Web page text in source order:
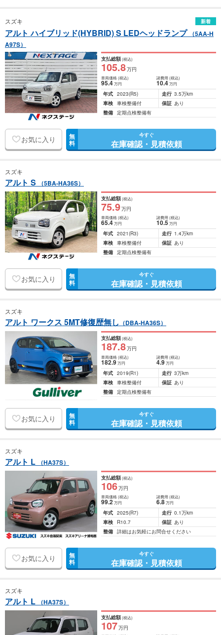
スズキ 新着
アルト ハイブリッド(HYBRID) S LEDヘッドランプ （5AA-H
A97S）
支払総額(税込)
105.8万円
車両価格(税込)
95.4万円
諸費用 (税込)
10.4 万円
年式 2023(R5) 走行 3.5万km
車検 車検整備付 保証 あり
整備 定期点検整備有
お気に入り 無
料
今すぐ
在庫確認・見積依頼
スズキ
アルト S （5BA-HA36S）
支払総額(税込)
75.9万円
車両価格(税込)
65.4万円
諸費用 (税込)
10.5 万円
年式 2021(R3) 走行 1.4万km
車検 車検整備付 保証 あり
整備 定期点検整備有
お気に入り 無
料
今すぐ
在庫確認・見積依頼
スズキ
アルト ワークス 5MT修復歴無し （DBA-HA36S）
支払総額(税込)
187.8万円
車両価格(税込)
182.9万円
諸費用 (税込)
4.9 万円
年式 2019(R1) 走行 3万km
車検 車検整備付 保証 あり
整備 定期点検整備有
お気に入り 無
料
今すぐ
在庫確認・見積依頼
スズキ
アルト L （HA37S）
支払総額(税込)
106万円
車両価格(税込)
99.2万円
諸費用 (税込)
6.8 万円
年式 2025(R7) 走行 0.1万km
車検
R10.7 保証 あり
整備 詳細はお気軽にお問合せください
お気に入り 無
料
今すぐ
在庫確認・見積依頼
スズキ
アルト L （HA37S）
支払総額(税込)
107万円